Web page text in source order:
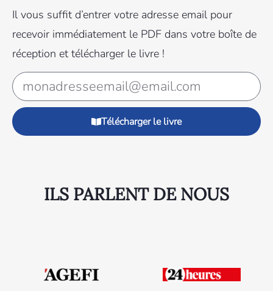
Il vous suffit d’entrer votre adresse email pour
recevoir immédiatement le PDF dans votre boîte de
réception et télécharger le livre !
Télécharger le livre
ILS PARLENT DE NOUS